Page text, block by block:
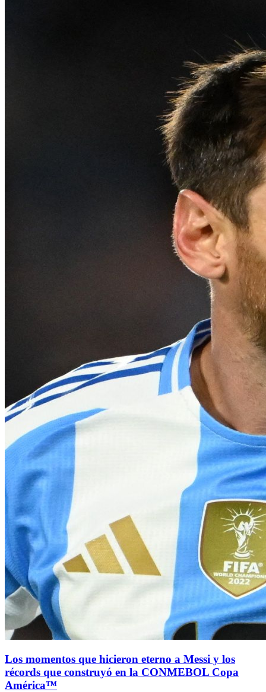
Los momentos que hicieron eterno a Messi y los
récords que construyó en la CONMEBOL Copa
América™